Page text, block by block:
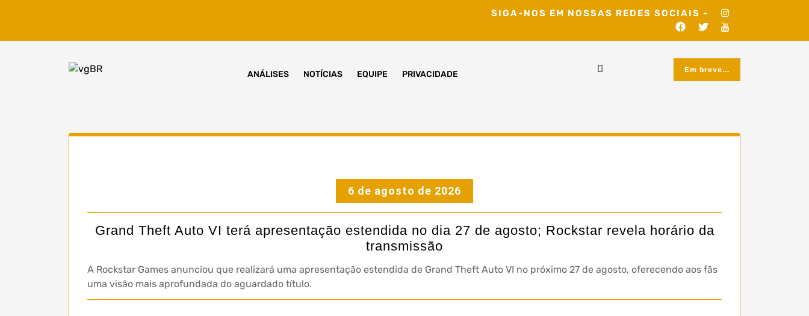
SIGA-NOS EM NOSSAS REDES SOCIAIS -
ANÁLISES NOTÍCIAS EQUIPE PRIVACIDADE Em breve...
6 de agosto de 2026
Grand Theft Auto VI terá apresentação estendida no dia 27 de agosto; Rockstar revela horário da
transmissão
A Rockstar Games anunciou que realizará uma apresentação estendida de Grand Theft Auto VI no próximo 27 de agosto, oferecendo aos fãs
uma visão mais aprofundada do aguardado título.